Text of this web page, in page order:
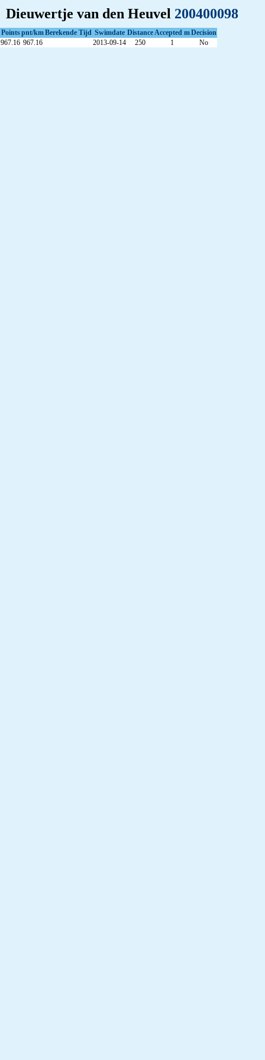
Dieuwertje van den Heuvel 200400098
Pointspnt/kmBerekende Tijd Swimdate DistanceAccepted mDecision
967.16 967.16 2013-09-14 250 1 No